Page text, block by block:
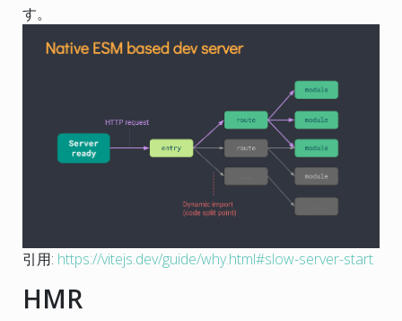
す。
引用: https://vitejs.dev/guide/why.html#slow-server-start
HMR